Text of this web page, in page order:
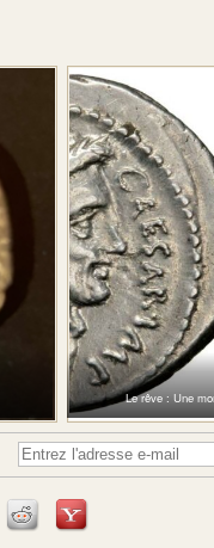
Le rêve : Une